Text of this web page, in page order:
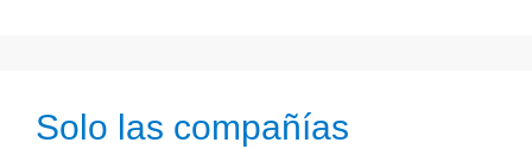
Solo las compañías